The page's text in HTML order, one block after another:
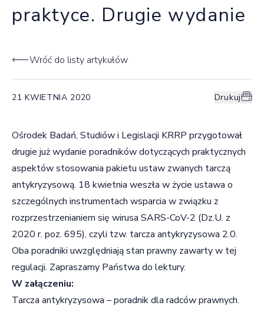
praktyce. Drugie wydanie
Wróć do listy artykułów
21 KWIETNIA 2020 Drukuj
Ośrodek Badań, Studiów i Legislacji KRRP przygotował
drugie już wydanie poradników dotyczących praktycznych
aspektów stosowania pakietu ustaw zwanych tarczą
antykryzysową. 18 kwietnia weszła w życie ustawa o
szczególnych instrumentach wsparcia w związku z
rozprzestrzenianiem się wirusa SARS-CoV-2 (Dz.U. z
2020 r. poz. 695), czyli tzw. tarcza antykryzysowa 2.0.
Oba poradniki uwzględniają stan prawny zawarty w tej
regulacji. Zapraszamy Państwa do lektury.
W załączeniu:
Tarcza antykryzysowa – poradnik dla radców prawnych.